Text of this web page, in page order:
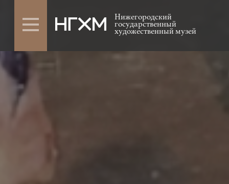
Нижегородский
государственный
художественный музей